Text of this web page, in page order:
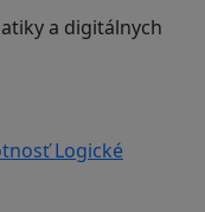
a digitálnych
Logické